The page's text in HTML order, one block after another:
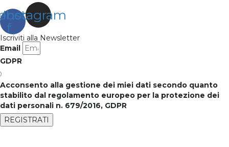
f
Instagram
Iscriviti alla Newsletter
Email
GDPR
Acconsento alla gestione dei miei dati secondo quanto
stabilito dal regolamento europeo per la protezione dei
dati personali n. 679/2016, GDPR
REGISTRATI